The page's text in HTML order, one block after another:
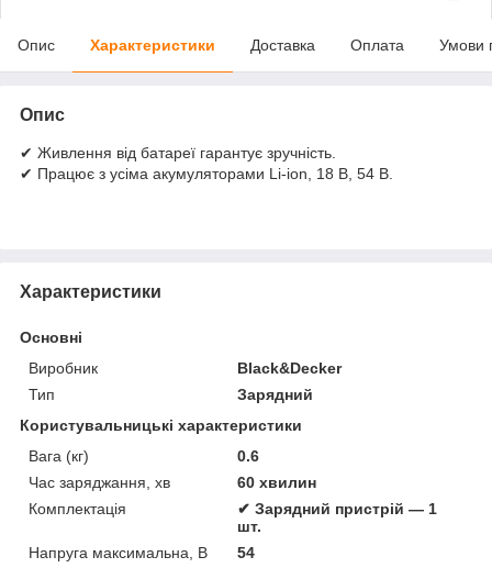
Опис Характеристики Доставка Оплата Умови
Опис
✔ Живлення від батареї гарантує зручність.
✔ Працює з усіма акумуляторами Li-ion, 18 В, 54 В.
Характеристики
Основні
Виробник
Black&Decker
Тип
Зарядний
Користувальницькі характеристики
Вага (кг)
0.6
Час заряджання, хв
60 хвилин
Комплектація
✔ Зарядний пристрій — 1
шт.
Напруга максимальна, В
54